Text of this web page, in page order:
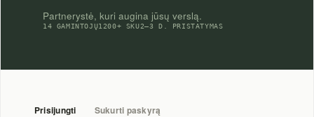
Partnerystė, kuri augina jūsų verslą.
14 GAMINTOJŲ1200+ SKU2–3 D. PRISTATYMAS
Prisijungti Sukurti paskyrą